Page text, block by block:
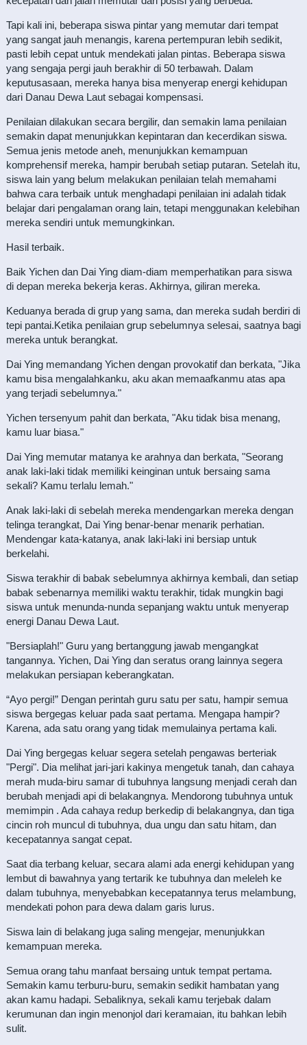
Tapi kali ini, beberapa siswa pintar yang memutar dari tempat
yang sangat jauh menangis, karena pertempuran lebih sedikit,
pasti lebih cepat untuk mendekati jalan pintas. Beberapa siswa
yang sengaja pergi jauh berakhir di 50 terbawah. Dalam
keputusasaan, mereka hanya bisa menyerap energi kehidupan
dari Danau Dewa Laut sebagai kompensasi.
Penilaian dilakukan secara bergilir, dan semakin lama penilaian
semakin dapat menunjukkan kepintaran dan kecerdikan siswa.
Semua jenis metode aneh, menunjukkan kemampuan
komprehensif mereka, hampir berubah setiap putaran. Setelah itu,
siswa lain yang belum melakukan penilaian telah memahami
bahwa cara terbaik untuk menghadapi penilaian ini adalah tidak
belajar dari pengalaman orang lain, tetapi menggunakan kelebihan
mereka sendiri untuk memungkinkan.
Hasil terbaik.
Baik Yichen dan Dai Ying diam-diam memperhatikan para siswa
di depan mereka bekerja keras. Akhirnya, giliran mereka.
Keduanya berada di grup yang sama, dan mereka sudah berdiri di
tepi pantai.Ketika penilaian grup sebelumnya selesai, saatnya bagi
mereka untuk berangkat.
Dai Ying memandang Yichen dengan provokatif dan berkata, "Jika
kamu bisa mengalahkanku, aku akan memaafkanmu atas apa
yang terjadi sebelumnya."
Yichen tersenyum pahit dan berkata, "Aku tidak bisa menang,
kamu luar biasa."
Dai Ying memutar matanya ke arahnya dan berkata, "Seorang
anak laki-laki tidak memiliki keinginan untuk bersaing sama
sekali? Kamu terlalu lemah."
Anak laki-laki di sebelah mereka mendengarkan mereka dengan
telinga terangkat, Dai Ying benar-benar menarik perhatian.
Mendengar kata-katanya, anak laki-laki ini bersiap untuk
berkelahi.
Siswa terakhir di babak sebelumnya akhirnya kembali, dan setiap
babak sebenarnya memiliki waktu terakhir, tidak mungkin bagi
siswa untuk menunda-nunda sepanjang waktu untuk menyerap
energi Danau Dewa Laut.
"Bersiaplah!" Guru yang bertanggung jawab mengangkat
tangannya. Yichen, Dai Ying dan seratus orang lainnya segera
melakukan persiapan keberangkatan.
“Ayo pergi!” Dengan perintah guru satu per satu, hampir semua
siswa bergegas keluar pada saat pertama. Mengapa hampir?
Karena, ada satu orang yang tidak memulainya pertama kali.
Dai Ying bergegas keluar segera setelah pengawas berteriak
"Pergi". Dia melihat jari-jari kakinya mengetuk tanah, dan cahaya
merah muda-biru samar di tubuhnya langsung menjadi cerah dan
berubah menjadi api di belakangnya. Mendorong tubuhnya untuk
memimpin . Ada cahaya redup berkedip di belakangnya, dan tiga
cincin roh muncul di tubuhnya, dua ungu dan satu hitam, dan
kecepatannya sangat cepat.
Saat dia terbang keluar, secara alami ada energi kehidupan yang
lembut di bawahnya yang tertarik ke tubuhnya dan meleleh ke
dalam tubuhnya, menyebabkan kecepatannya terus melambung,
mendekati pohon para dewa dalam garis lurus.
Siswa lain di belakang juga saling mengejar, menunjukkan
kemampuan mereka.
Semua orang tahu manfaat bersaing untuk tempat pertama.
Semakin kamu terburu-buru, semakin sedikit hambatan yang
akan kamu hadapi. Sebaliknya, sekali kamu terjebak dalam
kerumunan dan ingin menonjol dari keramaian, itu bahkan lebih
sulit.